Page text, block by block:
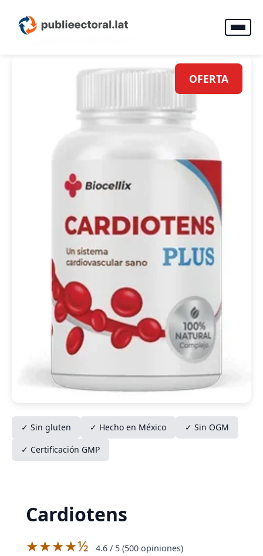
OFERTA
✓ Sin gluten ✓ Hecho en México
✓ Sin OGM
✓ Certificación GMP
Cardiotens
★★★★½ 4.6 / 5 (500 opiniones)